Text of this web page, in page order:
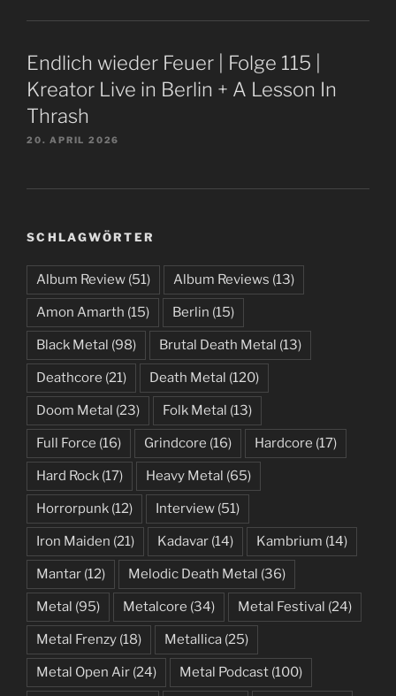
Endlich wieder Feuer | Folge 115 |
Kreator Live in Berlin + A Lesson In
Thrash
20. APRIL 2026
SCHLAGWÖRTER
Album Review (51) Album Reviews (13)
Amon Amarth (15) Berlin (15)
Black Metal (98) Brutal Death Metal (13)
Deathcore (21) Death Metal (120)
Doom Metal (23) Folk Metal (13)
Full Force (16) Grindcore (16) Hardcore (17)
Hard Rock (17) Heavy Metal (65)
Horrorpunk (12) Interview (51)
Iron Maiden (21) Kadavar (14) Kambrium (14)
Mantar (12) Melodic Death Metal (36)
Metal (95) Metalcore (34) Metal Festival (24)
Metal Frenzy (18) Metallica (25)
Metal Open Air (24) Metal Podcast (100)